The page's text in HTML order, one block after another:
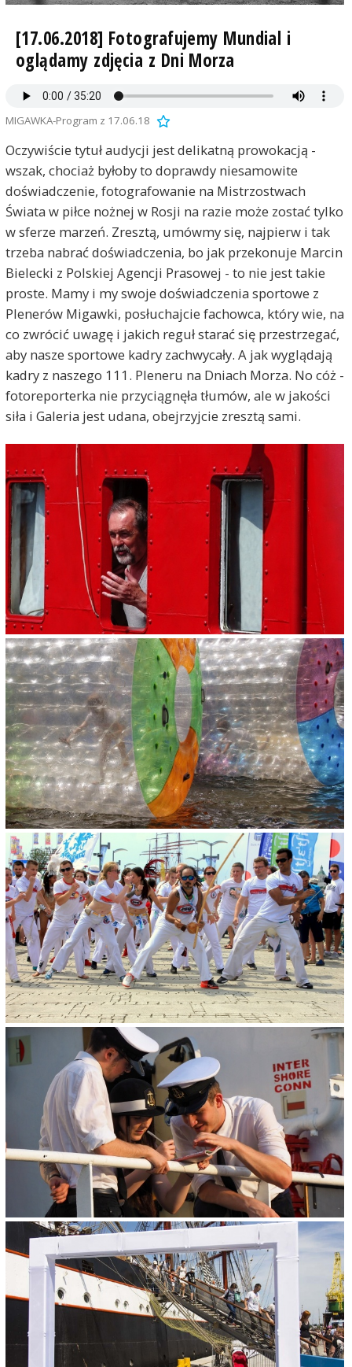
[17.06.2018] Fotografujemy Mundial i
oglądamy zdjęcia z Dni Morza
MIGAWKA-Program z 17.06.18
Oczywiście tytuł audycji jest delikatną prowokacją -
wszak, chociaż byłoby to doprawdy niesamowite
doświadczenie, fotografowanie na Mistrzostwach
Świata w piłce nożnej w Rosji na razie może zostać tylko
w sferze marzeń. Zresztą, umówmy się, najpierw i tak
trzeba nabrać doświadczenia, bo jak przekonuje Marcin
Bielecki z Polskiej Agencji Prasowej - to nie jest takie
proste. Mamy i my swoje doświadczenia sportowe z
Plenerów Migawki, posłuchajcie fachowca, który wie, na
co zwrócić uwagę i jakich reguł starać się przestrzegać,
aby nasze sportowe kadry zachwycały. A jak wyglądają
kadry z naszego 111. Pleneru na Dniach Morza. No cóż -
fotoreporterka nie przyciągnęła tłumów, ale w jakości
siła i Galeria jest udana, obejrzyjcie zresztą sami.